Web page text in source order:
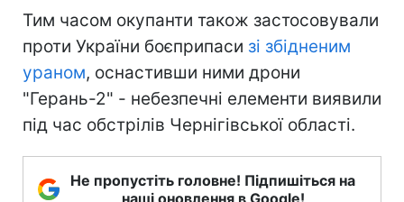
Тим часом окупанти також застосовували
проти України боєприпаси зі збідненим
ураном, оснастивши ними дрони
"Герань-2" - небезпечні елементи виявили
під час обстрілів Чернігівської області.
Не пропустіть головне! Підпишіться на